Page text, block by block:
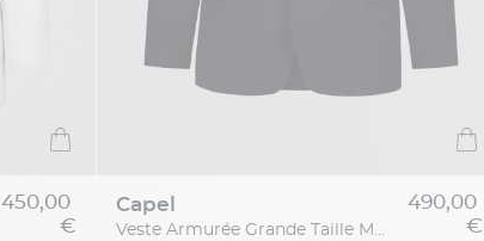
450,00
€
capel
Veste Armurée Grande Taille Marine
490,00
€